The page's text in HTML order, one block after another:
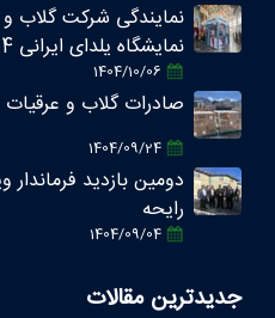
نمایندگی شرکت گلاب
نمایشگاه یلدای ایرانی 1404
1404/10/06
صادرات گلاب و
1404/09/24
دومین بازدید
رایحه
1404/09/04
جدیدترین مقالات